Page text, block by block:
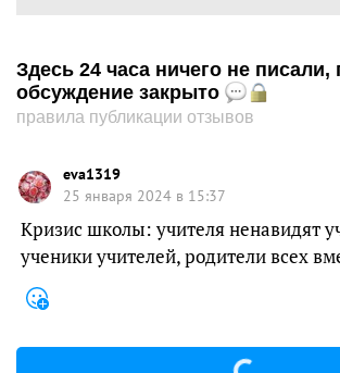
Здесь 24 часа ничего не писали,
обсуждение закрыто
правила публикации отзывов
eva1319
25 января 2024 в 15:37
Кризис школы: учителя ненавидят
ученики учителей, родители всех